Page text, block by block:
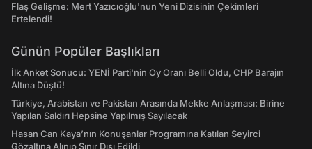
Flaş Gelişme: Mert Yazıcıoğlu'nun Yeni Dizisinin Çekimleri
Ertelendi!
Günün Popüler Başlıkları
İlk Anket Sonucu: YENİ Parti'nin Oy Oranı Belli Oldu, CHP Barajın
Altına Düştü!
Türkiye, Arabistan ve Pakistan Arasında Mekke Anlaşması: Birine
Yapılan Saldırı Hepsine Yapılmış Sayılacak
Hasan Can Kaya’nın Konuşanlar Programına Katılan Seyirci
Gözaltına Alınıp Sınır Dışı Edildi